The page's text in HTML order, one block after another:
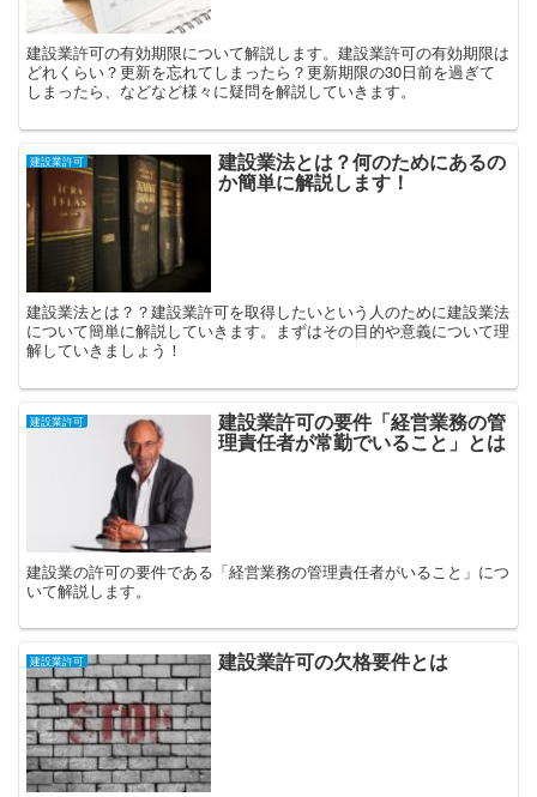
建設業許可の有効期限について解説します。建設業許可の有効期限は
どれくらい？更新を忘れてしまったら？更新期限の30日前を過ぎて
しまったら、などなど様々に疑問を解説していきます。
建設業許可 建設業法とは？何のためにあるの
か簡単に解説します！
建設業法とは？？建設業許可を取得したいという人のために建設業法
について簡単に解説していきます。まずはその目的や意義について理
解していきましょう！
建設業許可 建設業許可の要件「経営業務の管
理責任者が常勤でいること」とは
建設業の許可の要件である「経営業務の管理責任者がいること」につ
いて解説します。
建設業許可 建設業許可の欠格要件とは